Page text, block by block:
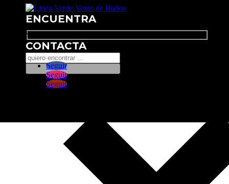
ENCUENTRA
Search
CONTACTA
Seguir
Seguir
Seguir